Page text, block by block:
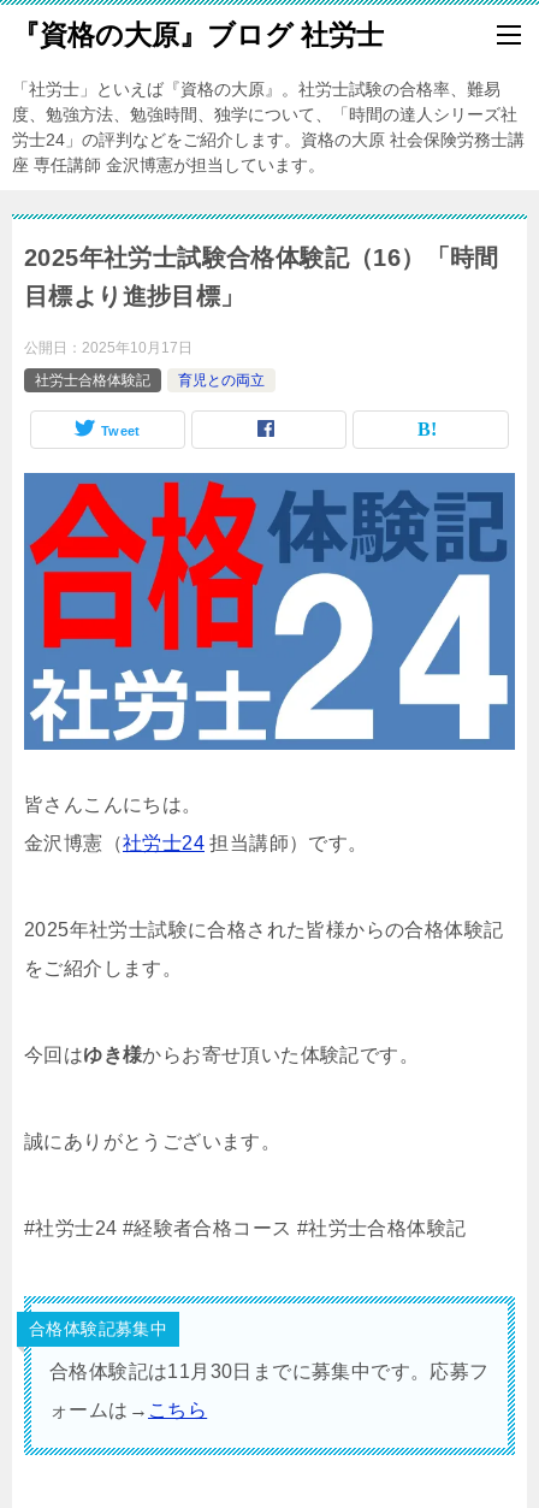
『資格の大原』ブログ 社労士
「社労士」といえば『資格の大原』。社労士試験の合格率、難易
度、勉強方法、勉強時間、独学について、「時間の達人シリーズ社
労士24」の評判などをご紹介します。資格の大原 社会保険労務士講
座 専任講師 金沢博憲が担当しています。
2025年社労士試験合格体験記（16）「時間
目標より進捗目標」
公開日： 2025年10月17日
社労士合格体験記
育児との両立
Tweet
皆さんこんにちは。
金沢博憲（社労士24 担当講師）です。
2025年社労士試験に合格された皆様からの合格体験記
をご紹介します。
今回はゆき様からお寄せ頂いた体験記です。
誠にありがとうございます。
#社労士24 #経験者合格コース #社労士合格体験記
合格体験記募集中
合格体験記は11月30日までに募集中です。応募フ
ォームは→ こちら